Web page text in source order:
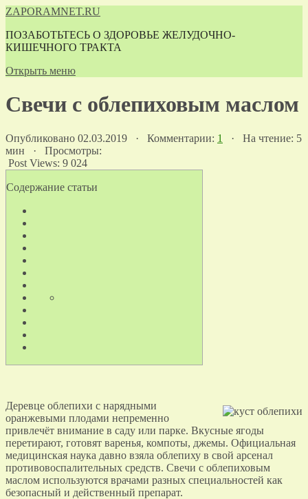
ZAPORAMNET.RU
ПОЗАБОТЬТЕСЬ О ЗДОРОВЬЕ ЖЕЛУДОЧНО-
КИШЕЧНОГО ТРАКТА
Открыть меню
Свечи с облепиховым маслом
Опубликовано 02.03.2019 · Комментарии: 1
· На чтение: 5
мин · Просмотры:
Post Views: 9 024
Содержание статьи
Деревце облепихи с нарядными
оранжевыми плодами непременно
привлечёт внимание в саду или парке. Вкусные ягоды
перетирают, готовят варенья, компоты, джемы. Официальная
медицинская наука давно взяла облепиху в свой арсенал
противовоспалительных средств. Свечи с облепиховым
маслом используются врачами разных специальностей как
безопасный и действенный препарат.